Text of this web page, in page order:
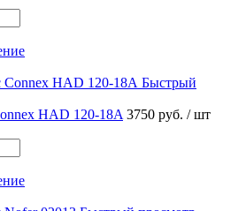
Быстрый
HAD 120-18A 3750 руб. / шт